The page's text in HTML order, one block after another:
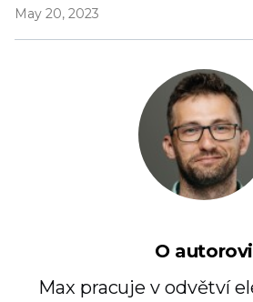
May 20, 2023
O autorovi
Max pracuje v odvětví